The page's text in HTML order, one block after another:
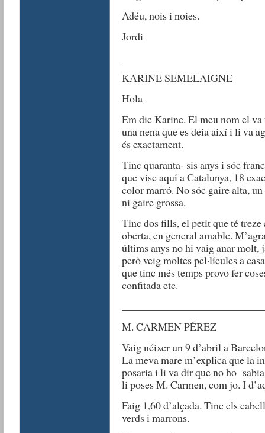
Adéu, nois i noies.
Jordi
KARINE SEMELAIGNE
Hola
Em dic Karine. El meu nom el
una nena que es deia així i li va
és exactament.
Tinc quaranta- sis anys i sóc
que visc aquí a Catalunya, 18
color marró. No sóc gaire alta,
ni gaire grossa.
Tinc dos fills, el petit que té treze
oberta, en general amable.
últims anys no hi vaig anar molt,
però veig moltes pel·lícules a
que tinc més temps provo fer
confitada etc.
M. CARMEN PÉREZ
Vaig néixer un 9 d’abril a
La meva mare m’explica que la
posaria i li va dir que no ho
li poses M. Carmen, com jo. I
Faig 1,60 d’alçada. Tinc els
verds i marrons.